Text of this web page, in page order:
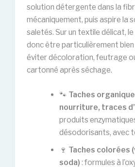
solution détergente dans la
mécaniquement, puis aspire la
saletés. Sur un textile délicat,
donc être particulièrement bien
éviter décoloration, feutrage
cartonné après séchage.
🐾 Taches
nourriture, traces
produits
désodorisants, avec
🍷 Taches colorées
soda) : formules à